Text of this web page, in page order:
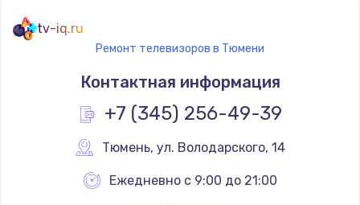
900 руб.
Заказать
900 руб.
tv-iq.ru
Ремонт телевизоров в Тюмени
Контактная информация
+7 (345) 256-49-39
Тюмень, ул. Володарского, 14
Ежедневно с 9:00 до 21:00